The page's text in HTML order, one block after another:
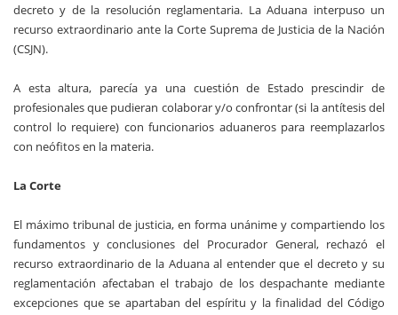
decreto y de la resolución reglamentaria. La Aduana interpuso un
recurso extraordinario ante la Corte Suprema de Justicia de la Nación
(CSJN).
A esta altura, parecía ya una cuestión de Estado prescindir de
profesionales que pudieran colaborar y/o confrontar (si la antítesis del
control lo requiere) con funcionarios aduaneros para reemplazarlos
con neófitos en la materia.
La Corte
El máximo tribunal de justicia, en forma unánime y compartiendo los
fundamentos y conclusiones del Procurador General, rechazó el
recurso extraordinario de la Aduana al entender que el decreto y su
reglamentación afectaban el trabajo de los despachante mediante
excepciones que se apartaban del espíritu y la finalidad del Código